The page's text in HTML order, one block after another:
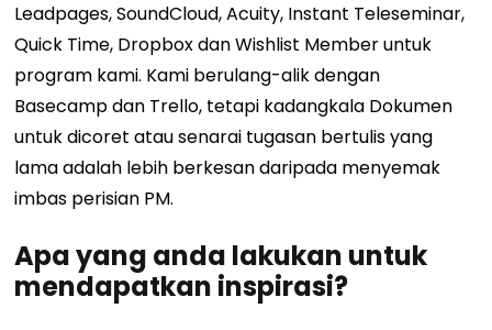
Leadpages, SoundCloud, Acuity, Instant Teleseminar,
Quick Time, Dropbox dan Wishlist Member untuk
program kami. Kami berulang-alik dengan
Basecamp dan Trello, tetapi kadangkala Dokumen
untuk dicoret atau senarai tugasan bertulis yang
lama adalah lebih berkesan daripada menyemak
imbas perisian PM.
Apa yang anda lakukan untuk
mendapatkan inspirasi?